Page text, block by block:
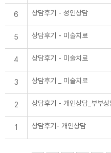
6 상담후기 - 성인상담
5 상담후기 - 미술치료
4 상담후기 - 미술치료
3 상담후기 _ 미술치료
2 상담후기 - 개인상담_부부상
1 상담후기- 개인상담
차를 수행하
정보 처리목
보존해야 하
5. 개인정보
가. 웰마인드